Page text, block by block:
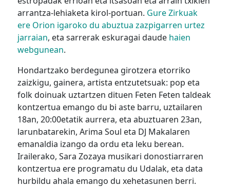
arrantza-lehiaketa kirol-portuan. Gure Zirkuak
ere Orion igaroko du abuztua zazpigarren urtez
jarraian, eta sarrerak eskuragai daude haien
webgunean.
Hondartzako berdegunea girotzera etorriko
zaizkigu, gainera, artista entzutetsuak: pop eta
folk doinuak uztartzen dituen Feten Feten taldeak
kontzertua emango du bi aste barru, uztailaren
18an, 20:00etatik aurrera, eta abuztuaren 23an,
larunbatarekin, Arima Soul eta DJ Makalaren
emanaldia izango da ordu eta leku berean.
Irailerako, Sara Zozaya musikari donostiarraren
kontzertua ere programatu du Udalak, eta data
hurbildu ahala emango du xehetasunen berri.